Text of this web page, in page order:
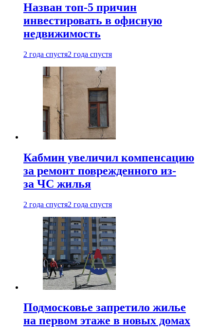
Назван топ-5 причин
инвестировать в офисную
недвижимость
2 года спустя2 года спустя
Кабмин увеличил компенсацию
за ремонт поврежденного из-
за ЧС жилья
2 года спустя2 года спустя
Подмосковье запретило жилье
на первом этаже в новых домах